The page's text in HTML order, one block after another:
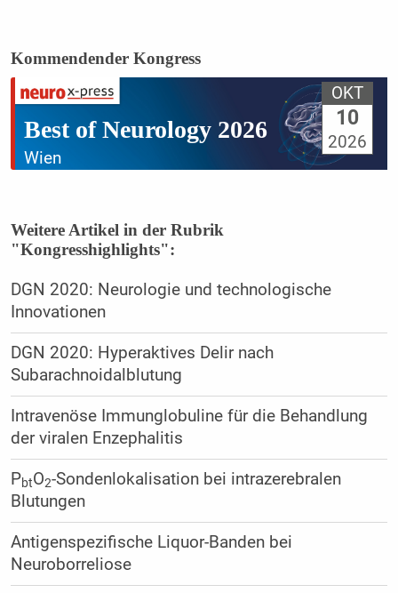
Kommendender Kongress
Best of Neurology 2026
Wien
OKT
10
2026
Weitere Artikel in der Rubrik
"Kongresshighlights":
DGN 2020: Neurologie und technologische
Innovationen
DGN 2020: Hyperaktives Delir nach
Subarachnoidalblutung
Intravenöse Immunglobuline für die Behandlung
der viralen Enzephalitis
PbtO2-Sondenlokalisation bei intrazerebralen
Blutungen
Antigenspezifische Liquor-Banden bei
Neuroborreliose